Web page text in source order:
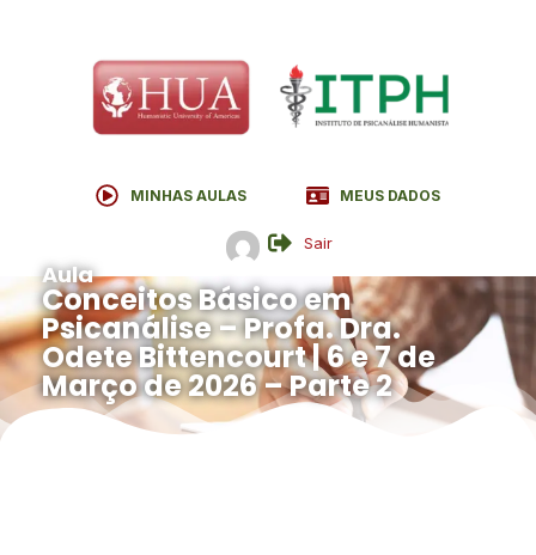
MINHAS AULAS MEUS DADOS
Sair
Aula
Conceitos Básico em
Psicanálise – Profa. Dra.
Odete Bittencourt | 6 e 7 de
Março de 2026 – Parte 2